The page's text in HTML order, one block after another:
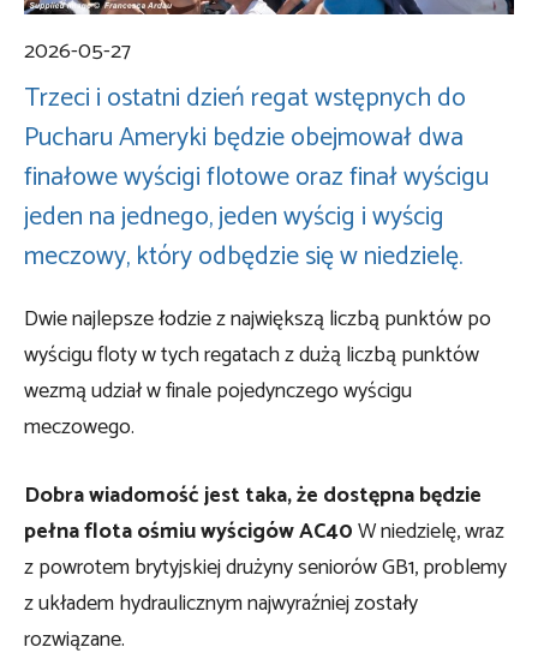
2026-05-27
Trzeci i ostatni dzień regat wstępnych do
Pucharu Ameryki będzie obejmował dwa
finałowe wyścigi flotowe oraz finał wyścigu
jeden na jednego, jeden wyścig i wyścig
meczowy, który odbędzie się w niedzielę.
Dwie najlepsze łodzie z największą liczbą punktów po
wyścigu floty w tych regatach z dużą liczbą punktów
wezmą udział w finale pojedynczego wyścigu
meczowego.
Dobra wiadomość jest taka, że ​​dostępna będzie
pełna flota ośmiu wyścigów AC40W niedzielę, wraz
z powrotem brytyjskiej drużyny seniorów GB1, problemy
z układem hydraulicznym najwyraźniej zostały
rozwiązane.